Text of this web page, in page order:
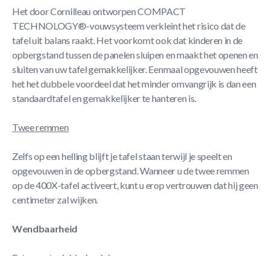
Het door Cornilleau ontworpen COMPACT
TECHNOLOGY®-vouwsysteem verkleint het risico dat de
tafel uit balans raakt. Het voorkomt ook dat kinderen in de
opbergstand tussen de panelen sluipen en maakt het openen en
sluiten van uw tafel gemakkelijker. Eenmaal opgevouwen heeft
het het dubbele voordeel dat het minder omvangrijk is dan een
standaardtafel en gemakkelijker te hanteren is.
Twee remmen
Zelfs op een helling blijft je tafel staan ​​terwijl je speelt en
opgevouwen in de opbergstand. Wanneer u de twee remmen
op de 400X-tafel activeert, kunt u erop vertrouwen dat hij geen
centimeter zal wijken.
Wendbaarheid